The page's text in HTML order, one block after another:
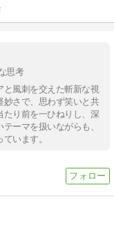
思考
風刺を交えた斬新な視
妙さで、思わず笑いと共
たり前を一ひねりし、深
ーマを扱いながらも、
います。